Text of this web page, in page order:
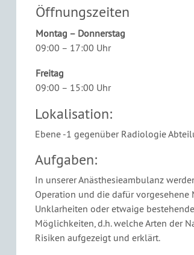
Öffnungszeiten
Montag – Donnerstag
09:00 – 17:00 Uhr
Freitag
09:00 – 15:00 Uhr
Lokalisation:
Ebene -1 gegenüber Radiologie
Aufgaben:
In unserer Anästhesieambulanz
Operation und die dafür vorgesehene
Unklarheiten oder etwaige
Möglichkeiten, d.h. welche Arten der
Risiken aufgezeigt und erklärt.